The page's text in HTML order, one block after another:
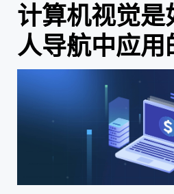
计算机视觉是
人导航中应用